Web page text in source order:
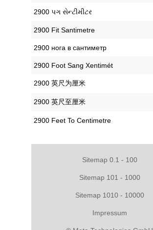
‎2900 પગ સેન્ટીમીટર
‎2900 Fit Santimetre
‎2900 нога в сантиметр
‎2900 Foot Sang Xentimét
‎2900 英尺为厘米
‎2900 英尺至厘米
‎2900 Feet To Centimetre
Sitemap 0.1 - 100
Sitemap 101 - 1000
Sitemap 1010 - 10000
Impressum